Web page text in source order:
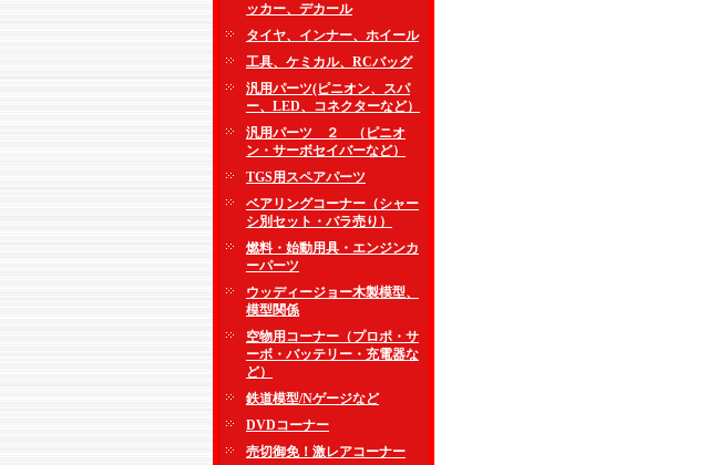
ッカー、デカール
タイヤ、インナー、ホイール
工具、ケミカル、RCバッグ
汎用パーツ(ピニオン、スパ
ー、LED、コネクターなど）
汎用パーツ ２ （ピニオ
ン・サーボセイバーなど）
TGS用スペアパーツ
ベアリングコーナー（シャー
シ別セット・バラ売り）
燃料・始動用具・エンジンカ
ーパーツ
ウッディージョー木製模型、
模型関係
空物用コーナー（プロポ・サ
ーボ・バッテリー・充電器な
ど）
鉄道模型/Nゲージなど
DVDコーナー
売切御免！激レアコーナー